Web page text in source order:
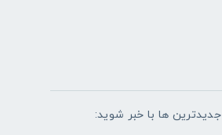
ها با خبر شوید: